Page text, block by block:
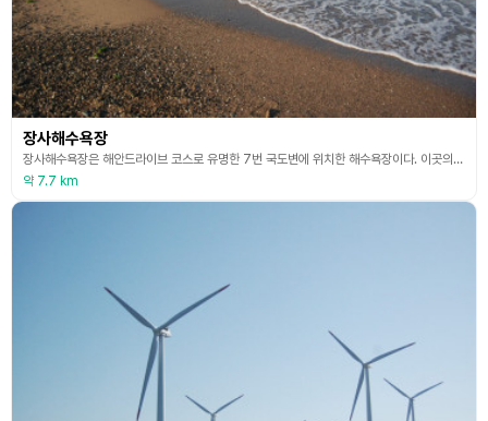
장사해수욕장
장사해수욕장은 해안드라이브 코스로 유명한 7번 국도변에 위치한 해수욕장이다. 이곳의 백사장의 모래는 알이 굵고 몸에 붙지 않아 맨발로 걷거나 찜질을 하기에 좋다.
약 7.7 km